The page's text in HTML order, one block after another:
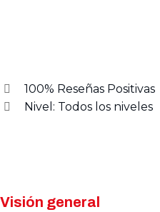
100% Reseñas Positivas
Nivel: Todos los niveles
Visión general